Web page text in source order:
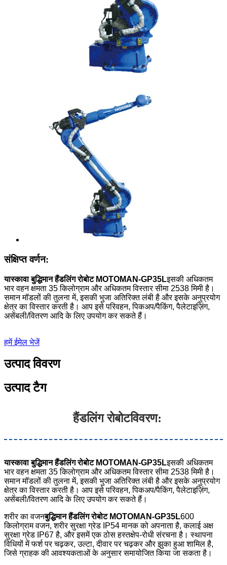
संक्षिप्त वर्णन:
यास्कावा बुद्धिमान हैंडलिंग रोबोट MOTOMAN-GP35Lइसकी अधिकतम
भार वहन क्षमता 35 किलोग्राम और अधिकतम विस्तार सीमा 2538 मिमी है।
समान मॉडलों की तुलना में, इसकी भुजा अतिरिक्त लंबी है और इसके अनुप्रयोग
क्षेत्र का विस्तार करती है। आप इसे परिवहन, पिकअप/पैकिंग, पैलेटाइज़िंग,
असेंबली/वितरण आदि के लिए उपयोग कर सकते हैं।
हमें ईमेल भेजें
उत्पाद विवरण
उत्पाद टैग
हैंडलिंग रोबोटविवरण:
यास्कावा बुद्धिमान हैंडलिंग रोबोट MOTOMAN-GP35Lइसकी अधिकतम
भार वहन क्षमता 35 किलोग्राम और अधिकतम विस्तार सीमा 2538 मिमी है।
समान मॉडलों की तुलना में, इसकी भुजा अतिरिक्त लंबी है और इसके अनुप्रयोग
क्षेत्र का विस्तार करती है। आप इसे परिवहन, पिकअप/पैकिंग, पैलेटाइज़िंग,
असेंबली/वितरण आदि के लिए उपयोग कर सकते हैं।
शरीर का वजनबुद्धिमान हैंडलिंग रोबोट MOTOMAN-GP35L600
किलोग्राम वजन, शरीर सुरक्षा ग्रेड IP54 मानक को अपनाता है, कलाई अक्ष
सुरक्षा ग्रेड IP67 है, और इसमें एक ठोस हस्तक्षेप-रोधी संरचना है। स्थापना
विधियों में फर्श पर चढ़कर, उल्टा, दीवार पर चढ़कर और झुका हुआ शामिल है,
जिसे ग्राहक की आवश्यकताओं के अनुसार समायोजित किया जा सकता है।